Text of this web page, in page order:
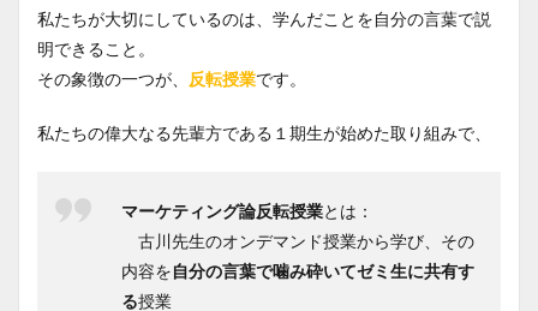
私たちが大切にしているのは、学んだことを自分の言葉で説
明できること。
その象徴の一つが、
反転授業です。
私たちの偉大なる先輩方である１期生が始めた取り組みで、
マーケティング論反転授業とは：
古川先生のオンデマンド授業から学び、その
内容を自分の言葉で噛み砕いてゼミ生に共有す
る授業